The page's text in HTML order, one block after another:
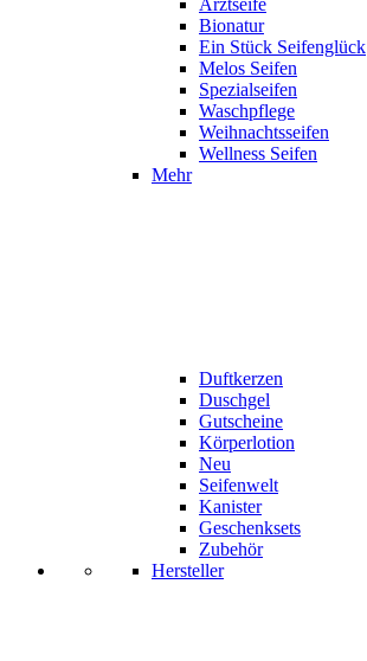
Bionatur
Ein Stück Seifenglück
Melos Seifen
Spezialseifen
Waschpflege
Weihnachtsseifen
Wellness Seifen
Mehr
Duftkerzen
Duschgel
Gutscheine
Körperlotion
Neu
Seifenwelt
Kanister
Geschenksets
Zubehör
Hersteller